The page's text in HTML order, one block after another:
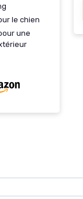
le chien
une